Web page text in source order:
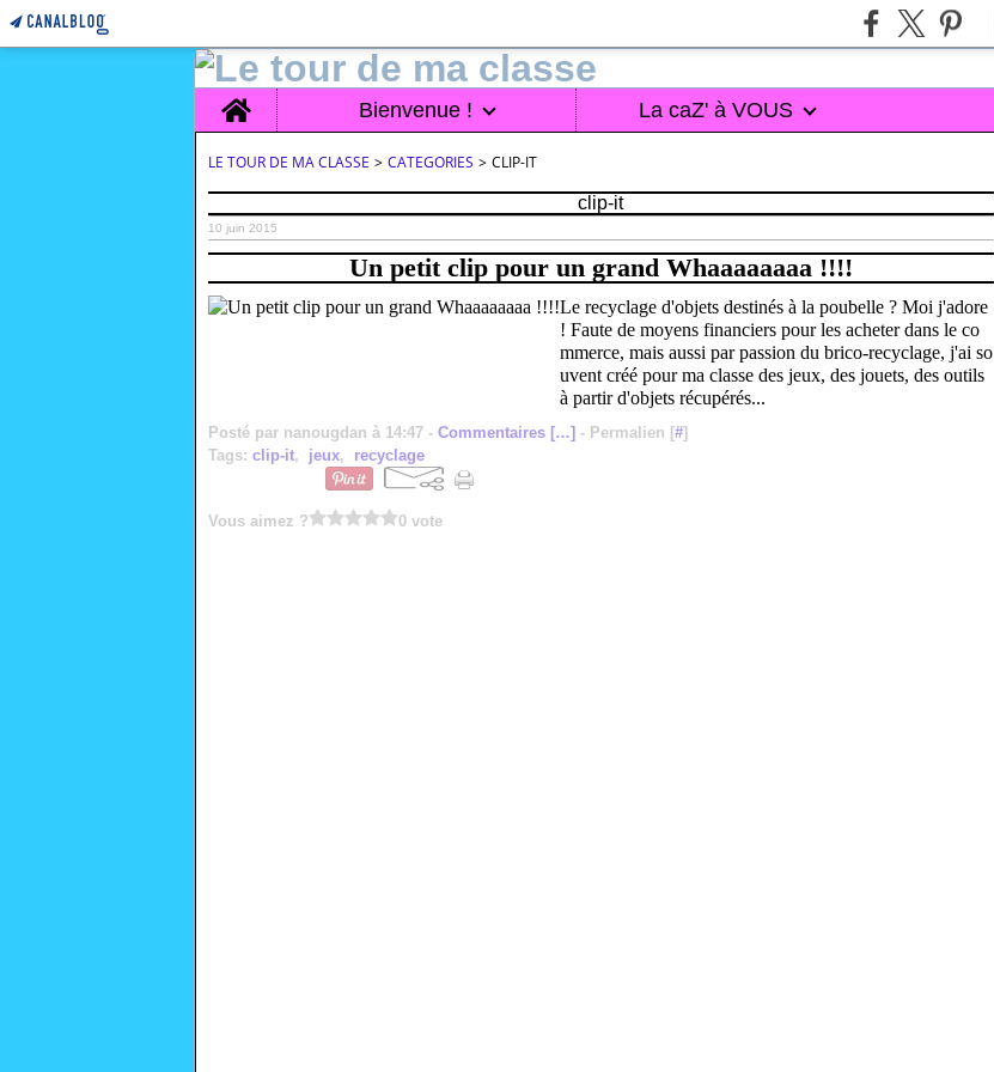
Home Bienvenue ! La caZ' à VOUS
LE TOUR DE MA CLASSE > CATEGORIES > CLIP-IT
clip-it
10 juin 2015
Un petit clip pour un grand Whaaaaaaaa !!!!
Le recyclage d'objets destinés à la poubelle ? Moi j'adore
! Faute de moyens financiers pour les acheter dans le co
mmerce, mais aussi par passion du brico-recyclage, j'ai so
uvent créé pour ma classe des jeux, des jouets, des outils
à partir d'objets récupérés...
Posté par nanougdan à 14:47 - Commentaires […] - Permalien [#]
Tags: clip-it, jeux, recyclage
Vous aimez ? 0 vote